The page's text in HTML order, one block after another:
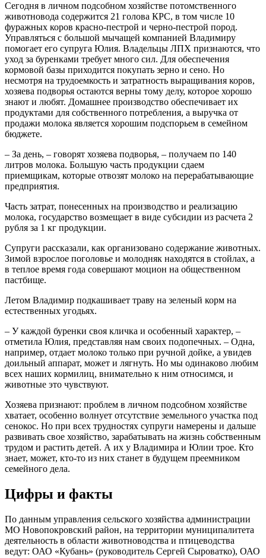
Сегодня в личном подсобном хозяйстве потомственного
животновода содержится 21 голова КРС, в том числе 10
фуражных коров красно-пестрой и черно-пестрой пород.
Управляться с большой мычащей компанией Владимиру
помогает его супруга Юлия. Владельцы ЛПХ признаются, что
уход за буренками требует много сил. Для обеспечения
кормовой базы приходится покупать зерно и сено. Но
несмотря на трудоемкость и затратность выращивания коров,
хозяева подворья остаются верны тому делу, которое хорошо
знают и любят. Домашнее производство обеспечивает их
продуктами для собственного потребления, а выручка от
продажи молока является хорошим подспорьем в семейном
бюджете.
– За день, – говорят хозяева подворья, – получаем по 140
литров молока. Большую часть продукции сдаем
приемщикам, которые отвозят молоко на перерабатывающие
предприятия.
Часть затрат, понесенных на производство и реализацию
молока, государство возмещает в виде субсидии из расчета 2
рубля за 1 кг продукции.
Супруги рассказали, как организовано содержание животных.
Зимой взрослое поголовье и молодняк находятся в стойлах, а
в теплое время года совершают моцион на общественном
пастбище.
Летом Владимир подкашивает траву на зеленый корм на
естественных угодьях.
– У каждой буренки своя кличка и особенный характер, –
отметила Юлия, представляя нам своих подопечных. – Одна,
например, отдает молоко только при ручной дойке, а увидев
доильный аппарат, может и лягнуть. Но мы одинаково любим
всех наших кормилиц, внимательно к ним относимся, и
животные это чувствуют.
Хозяева признают: проблем в личном подсобном хозяйстве
хватает, особенно волнует отсутствие земельного участка под
сенокос. Но при всех трудностях супруги намерены и дальше
развивать свое хозяйство, зарабатывать на жизнь собственным
трудом и растить детей. А их у Владимира и Юлии трое. Кто
знает, может, кто-то из них станет в будущем преемником
семейного дела.
Цифры и факты
По данным управления сельского хозяйства администрации
МО Новопокровский район, на территории муниципалитета
деятельность в области животноводства и птицеводства
ведут: ОАО «Кубань» (руководитель Сергей Сыроватко), ОАО